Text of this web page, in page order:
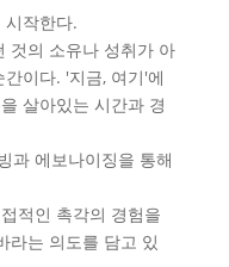
시작한다.
것의 소유나 성취가 아
이다. '지금, 여기'에
살아있는 시간과 경
과 에보나이징을 통해
적인 촉각의 경험을
라는 의도를 담고 있